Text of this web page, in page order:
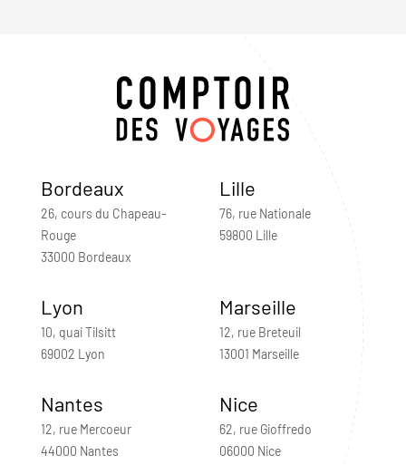
Bordeaux
26, cours du Chapeau-
Rouge
33000 Bordeaux
Lille
76, rue Nationale
59800 Lille
Lyon
10, quai Tilsitt
69002 Lyon
Marseille
12, rue Breteuil
13001 Marseille
Nantes
12, rue Mercoeur
44000 Nantes
Nice
62, rue Gioffredo
06000 Nice